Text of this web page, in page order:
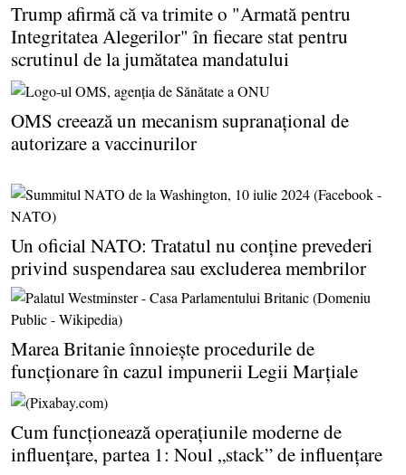
Trump afirmă că va trimite o "Armată pentru
Integritatea Alegerilor" în fiecare stat pentru
scrutinul de la jumătatea mandatului
OMS creează un mecanism supranaţional de
autorizare a vaccinurilor
Un oficial NATO: Tratatul nu conţine prevederi
privind suspendarea sau excluderea membrilor
Marea Britanie înnoieşte procedurile de
funcţionare în cazul impunerii Legii Marţiale
Cum funcţionează operaţiunile moderne de
influenţare, partea 1: Noul „stack” de influenţare